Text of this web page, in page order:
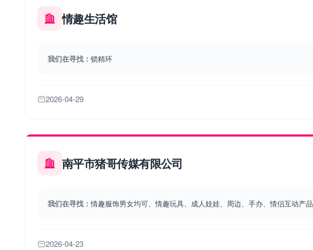
情趣生活馆
我们在寻找： 锁精环
2026-04-29
南平市猪哥传媒有限公司
我们在寻找：情趣服饰男女均可、情趣玩具、成人娃娃、周边、手办、情侣互动产品
2026-04-23